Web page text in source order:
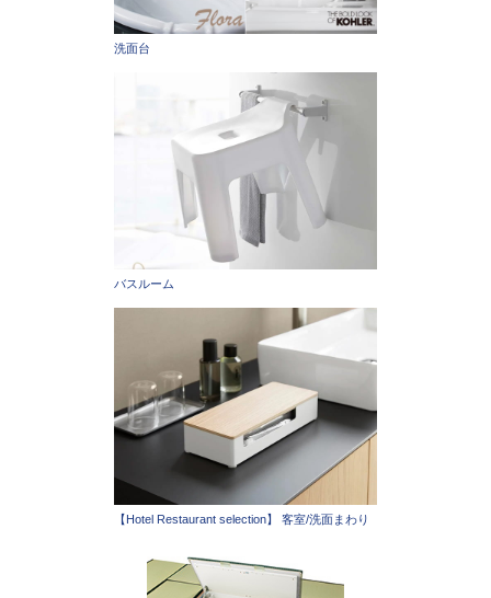
洗面台
バスルーム
【Hotel Restaurant selection】 客室/洗面まわり